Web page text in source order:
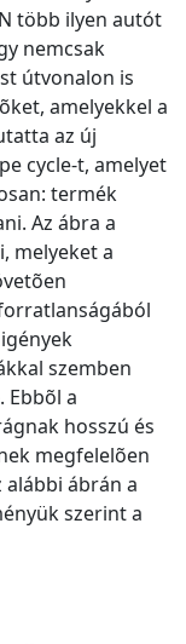
több ilyen autót
nemcsak
útvonalon is
amelyekkel a
az új
cycle-t, amelyet
termék
Az ábra a
melyeket a
szemben
Ebbõl a
hosszú és
megfelelõen
ábrán a
szerint a